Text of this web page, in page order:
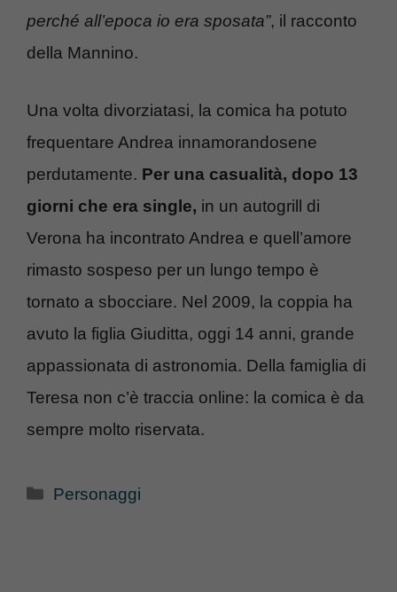
perché all’epoca io era sposata”, il racconto
della Mannino.
Una volta divorziatasi, la comica ha potuto
frequentare Andrea innamorandosene
perdutamente. Per una casualità, dopo 13
giorni che era single, in un autogrill di
Verona ha incontrato Andrea e quell’amore
rimasto sospeso per un lungo tempo è
tornato a sbocciare. Nel 2009, la coppia ha
avuto la figlia Giuditta, oggi 14 anni, grande
appassionata di astronomia. Della famiglia di
Teresa non c’è traccia online: la comica è da
sempre molto riservata.
Categorie
Personaggi